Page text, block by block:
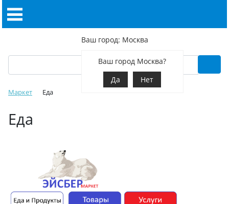
Ваш город: Москва
Ваш город Москва?
Да
Нет
Маркет Еда
Еда